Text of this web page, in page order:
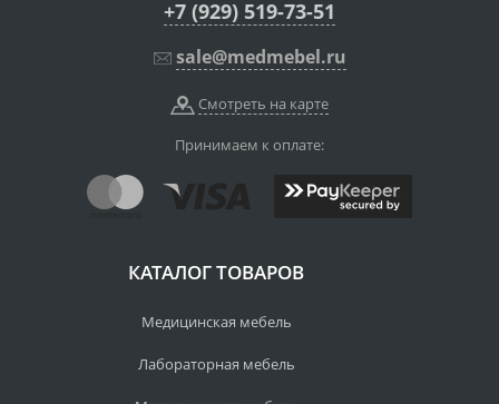
+7 (929) 519-73-51
sale@medmebel.ru
Смотреть на карте
Принимаем к оплате:
КАТАЛОГ ТОВАРОВ
Медицинская мебель
Лабораторная мебель